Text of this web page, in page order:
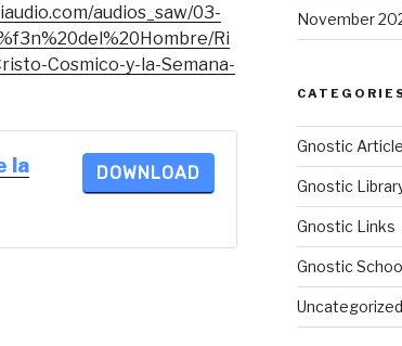
audios_saw/03-
Ri
Cosmico-y-la-Semana-
la
DOWNLOAD
November
Gnostic
Gnostic
Gnostic Links
Gnostic
Uncategorized